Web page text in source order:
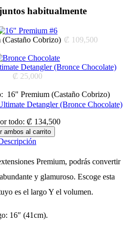
habitualmente
Cobrizo) ₡ 109,500
Detangler (Bronce Chocolate)
₡ 25,000
16" Premium (Castaño Cobrizo)
Detangler (Bronce Chocolate)
todo: ₡ 134,500
Premium, podrás convertir
y glamuroso. Escoge esta
es el largo Y el volumen.
16″ (41cm).